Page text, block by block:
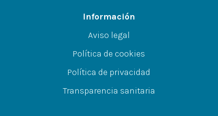
Información
Aviso legal
Política de cookies
Política de privacidad
Transparencia sanitaria